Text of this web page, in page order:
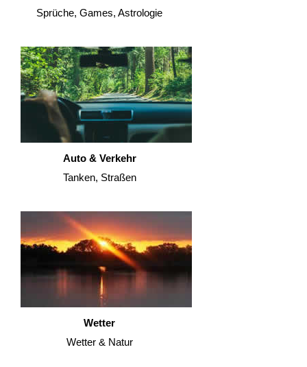
Sprüche, Games, Astrologie
Auto & Verkehr
Tanken, Straßen
Wetter
Wetter & Natur